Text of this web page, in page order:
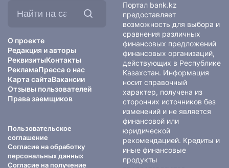
О проекте
Редакция и авторы
РеквизитыКонтакты
РекламаПресса о нас
Карта сайтаВакансии
Отзывы пользователей
Права заемщиков
Пользовательское
соглашение
Согласие на обработку
персональных данных
Согласие на получение
Портал bank.kz
предоставляет
возможность для выбора и
сравнения различных
финансовых предложений
финансовых организаций,
действующих в Республике
Казахстан. Информация
носит справочный
характер, получена из
сторонних источников без
изменений и не является
финансовой или
юридической
рекомендацией. Кредиты и
иные финансовые
продукты